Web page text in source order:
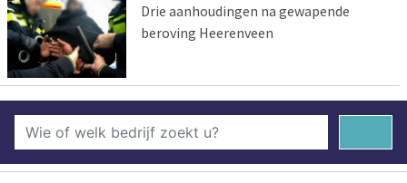
Drie aanhoudingen na gewapende
beroving Heerenveen